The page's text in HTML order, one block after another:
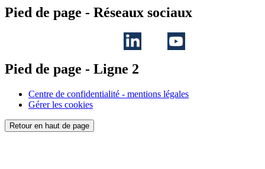
Pied de page - Réseaux sociaux
Pied de page - Ligne 2
Centre de confidentialité - mentions légales
Gérer les cookies
Retour en haut de page